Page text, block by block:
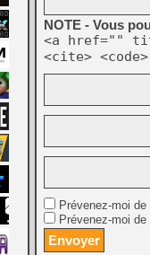
NOTE - Vous
<a href=""
<cite>
Prévenez-moi
Prévenez-moi